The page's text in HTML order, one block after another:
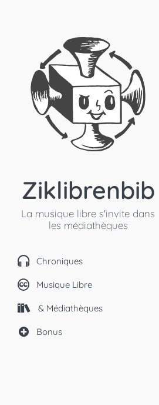
Ziklibrenbib
La musique libre s'invite dans
les médiathèques
Chroniques
Musique Libre
& Médiathèques
Bonus